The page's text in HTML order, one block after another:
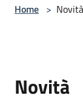
Home > Novità
Novità